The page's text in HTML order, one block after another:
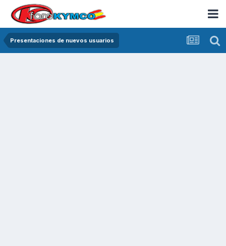
Presentaciones de nuevos usuarios